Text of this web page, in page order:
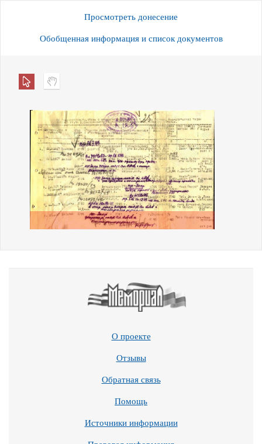
Просмотреть донесение
Обобщенная информация и список документов
О проекте
Отзывы
Обратная связь
Помощь
Источники информации